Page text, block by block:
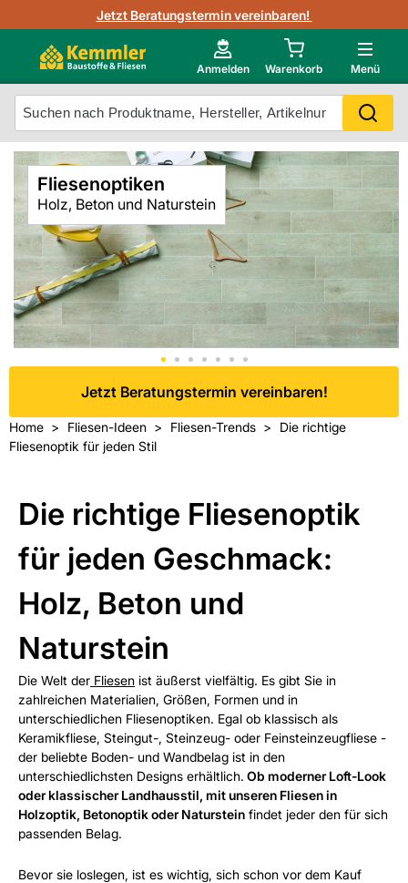
Jetzt Beratungstermin vereinbaren!
Anmelden Warenkorb Menü
3D-Raumvisualisierung
Kemmler-Partner
Ihr Fliesentyp
Fliesen-Kemmler AR-App
Highlight des Monats Fliesenserie Paladina
Gutjahr
Otto
Neu im Onlineshop?
Mein Konto
Meistverkaufte Produkte
Unsere Kemmler-Marke
Fliesenoptiken
Holz, Beton und Naturstein
Jetzt Beratungstermin vereinbaren!
Home Fliesen-Ideen Fliesen-Trends
Die richtige
Fliesenoptik für jeden Stil
Die richtige Fliesenoptik
für jeden Geschmack:
Holz, Beton und
Naturstein
Die Welt der Fliesen ist äußerst vielfältig. Es gibt Sie in
zahlreichen Materialien, Größen, Formen und in
unterschiedlichen Fliesenoptiken. Egal ob klassisch als
Keramikfliese, Steingut-, Steinzeug- oder Feinsteinzeugfliese -
der beliebte Boden- und Wandbelag ist in den
unterschiedlichsten Designs erhältlich. Ob moderner Loft-Look
oder klassischer Landhausstil, mit unseren Fliesen in
Holzoptik, Betonoptik oder Naturstein findet jeder den für sich
passenden Belag.
Bevor sie loslegen, ist es wichtig, sich schon vor dem Kauf